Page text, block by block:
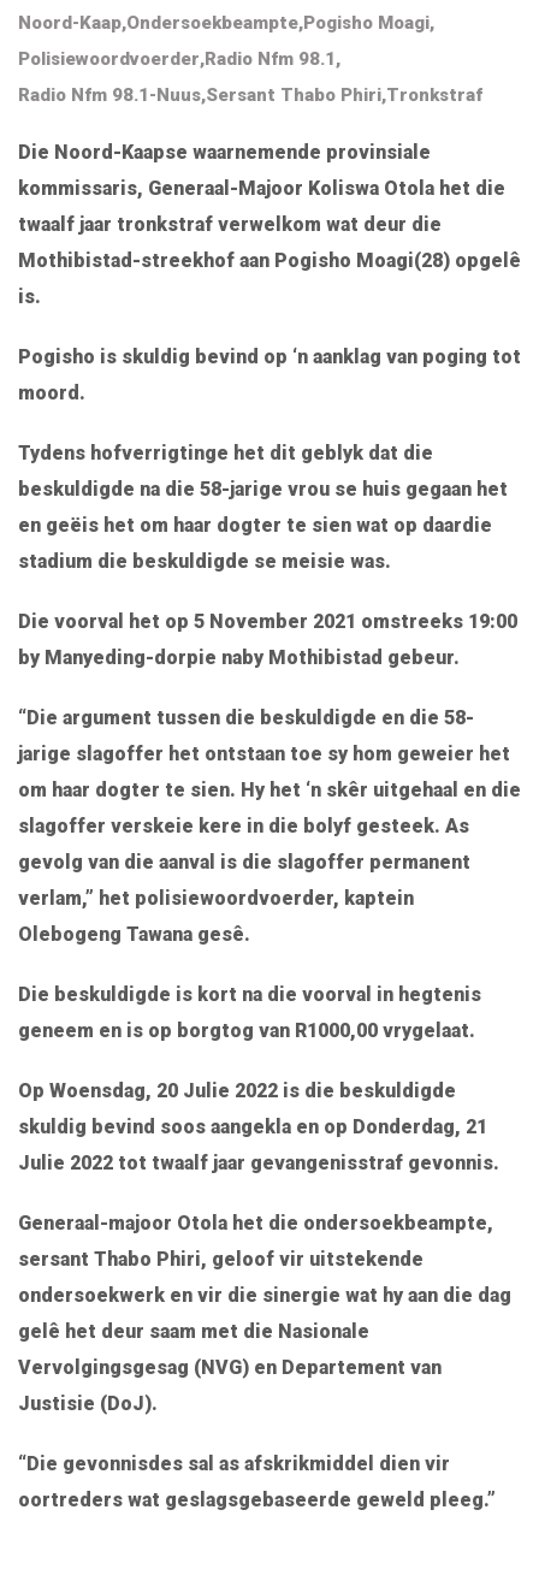
Noord-Kaap,Ondersoekbeampte,Pogisho Moagi,
Polisiewoordvoerder,Radio Nfm 98.1,
Radio Nfm 98.1-Nuus,Sersant Thabo Phiri,Tronkstraf
Die Noord-Kaapse waarnemende provinsiale
kommissaris, Generaal-Majoor Koliswa Otola het die
twaalf jaar tronkstraf verwelkom wat deur die
Mothibistad-streekhof aan Pogisho Moagi(28) opgelê
is.
Pogisho is skuldig bevind op ‘n aanklag van poging tot
moord.
Tydens hofverrigtinge het dit geblyk dat die
beskuldigde na die 58-jarige vrou se huis gegaan het
en geëis het om haar dogter te sien wat op daardie
stadium die beskuldigde se meisie was.
Die voorval het op 5 November 2021 omstreeks 19:00
by Manyeding-dorpie naby Mothibistad gebeur.
“Die argument tussen die beskuldigde en die 58-
jarige slagoffer het ontstaan toe sy hom geweier het
om haar dogter te sien. Hy het ‘n skêr uitgehaal en die
slagoffer verskeie kere in die bolyf gesteek. As
gevolg van die aanval is die slagoffer permanent
verlam,” het polisiewoordvoerder, kaptein
Olebogeng Tawana gesê.
Die beskuldigde is kort na die voorval in hegtenis
geneem en is op borgtog van R1000,00 vrygelaat.
Op Woensdag, 20 Julie 2022 is die beskuldigde
skuldig bevind soos aangekla en op Donderdag, 21
Julie 2022 tot twaalf jaar gevangenisstraf gevonnis.
Generaal-majoor Otola het die ondersoekbeampte,
sersant Thabo Phiri, geloof vir uitstekende
ondersoekwerk en vir die sinergie wat hy aan die dag
gelê het deur saam met die Nasionale
Vervolgingsgesag (NVG) en Departement van
Justisie (DoJ).
“Die gevonnisdes sal as afskrikmiddel dien vir
oortreders wat geslagsgebaseerde geweld pleeg.”